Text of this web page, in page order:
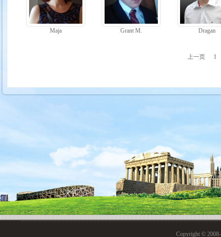
Maja Grant M. Dragan
上一页 1
Copyright ©